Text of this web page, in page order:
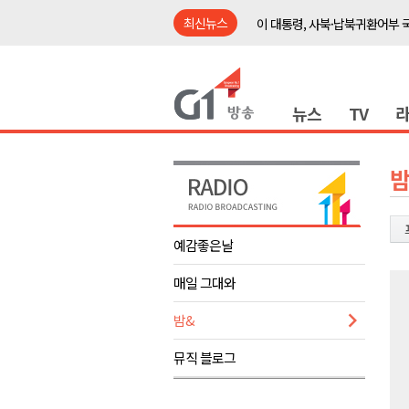
최신뉴스
이 대통령, 사북·납북귀환어부
이광재 국회 예결위원장, 강릉
육동한 시장, 국제스케이트장 춘
영월군, 국·도비 확보 보고회 개
삼척 공공산후조리원 이전 시급
도-시군 첫 간담회..우상호 "하
이 대통령, 사북·납북귀환어부
여름축제 더위와 전쟁..물놀이
강원도, 최휘영 문체부장관과 정
뉴스 TV
예감좋은날
매일 그대와
밤&
뮤직 블로그